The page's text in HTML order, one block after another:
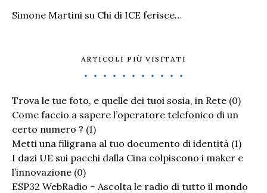
Simone Martini su Chi di ICE ferisce…
ARTICOLI PIÙ VISITATI
Trova le tue foto, e quelle dei tuoi sosia, in Rete (0)
Come faccio a sapere l’operatore telefonico di un
certo numero ? (1)
Metti una filigrana al tuo documento di identità (1)
I dazi UE sui pacchi dalla Cina colpiscono i maker e
l’innovazione (0)
ESP32 WebRadio – Ascolta le radio di tutto il mondo